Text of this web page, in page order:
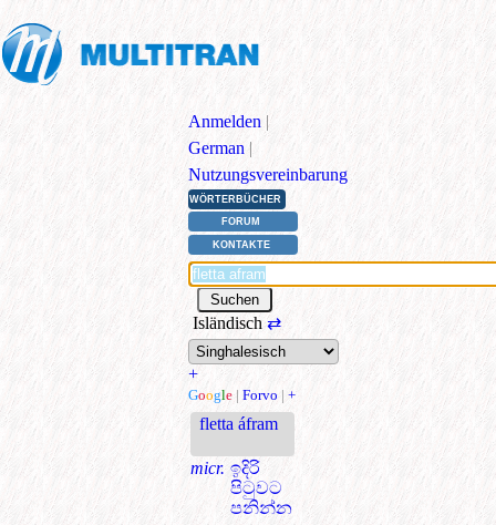
Anmelden |
German |
Nutzungsvereinbarung
WÖRTERBÜCHER
FORUM
KONTAKTE
Isländisch⇄
+
Google | Forvo | +
fletta áfram
micr. ඉදිරි
පිටුවට
පනින්න